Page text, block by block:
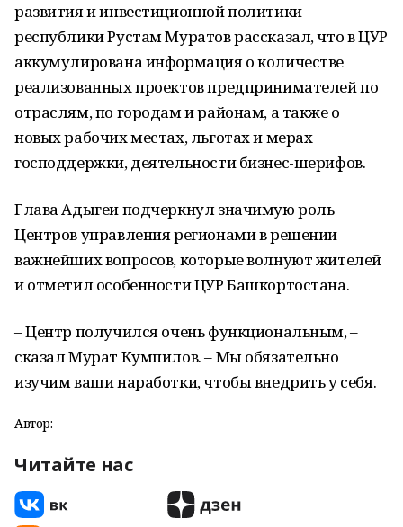
развития и инвестиционной политики
республики Рустам Муратов рассказал, что в ЦУР
аккумулирована информация о количестве
реализованных проектов предпринимателей по
отраслям, по городам и районам, а также о
новых рабочих местах, льготах и мерах
господдержки, деятельности бизнес-шерифов.
Глава Адыгеи подчеркнул значимую роль
Центров управления регионами в решении
важнейших вопросов, которые волнуют жителей
и отметил особенности ЦУР Башкортостана.
– Центр получился очень функциональным, –
сказал Мурат Кумпилов. – Мы обязательно
изучим ваши наработки, чтобы внедрить у себя.
Автор:
Читайте нас